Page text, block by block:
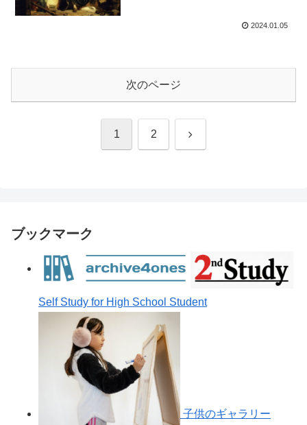
2024.01.05
次のページ
1 2 次
ブックマーク
Self Study for High School Student
子供のギャラリー